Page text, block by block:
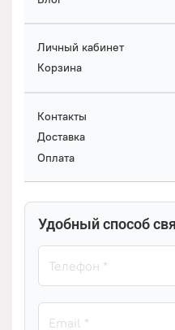
Личный кабинет
Корзина
Контакты
Доставка
Оплата
Удобный способ